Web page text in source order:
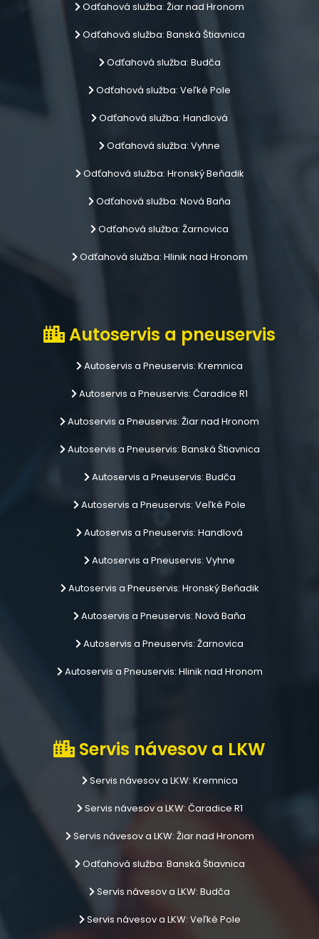
Odťahová služba: Žiar nad Hronom
Odťahová služba: Banská Štiavnica
Odťahová služba: Budča
Odťahová služba: Veľké Pole
Odťahová služba: Handlová
Odťahová služba: Vyhne
Odťahová služba: Hronský Beňadik
Odťahová služba: Nová Baňa
Odťahová služba: Žarnovica
Odťahová služba: Hlinik nad Hronom
Autoservis a pneuservis
Autoservis a Pneuservis: Kremnica
Autoservis a Pneuservis: Čaradice R1
Autoservis a Pneuservis: Žiar nad Hronom
Autoservis a Pneuservis: Banská Štiavnica
Autoservis a Pneuservis: Budča
Autoservis a Pneuservis: Veľké Pole
Autoservis a Pneuservis: Handlová
Autoservis a Pneuservis: Vyhne
Autoservis a Pneuservis: Hronský Beňadik
Autoservis a Pneuservis: Nová Baňa
Autoservis a Pneuservis: Žarnovica
Autoservis a Pneuservis: Hlinik nad Hronom
Servis návesov a LKW
Servis návesov a LKW: Kremnica
Servis návesov a LKW: Čaradice R1
Servis návesov a LKW: Žiar nad Hronom
Odťahová služba: Banská Štiavnica
Servis návesov a LKW: Budča
Servis návesov a LKW: Veľké Pole